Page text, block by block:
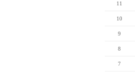
11
10
9
8
7